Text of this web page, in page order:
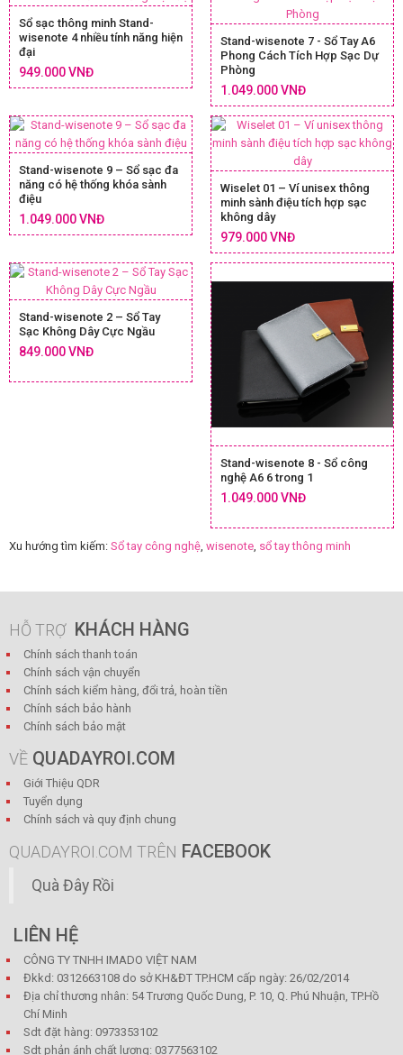
Sổ sạc thông minh Stand-
wisenote 4 nhiều tính năng hiện
đại
949.000 VNĐ
Stand-wisenote 7 - Sổ Tay A6
Phong Cách Tích Hợp Sạc Dự
Phòng
1.049.000 VNĐ
Stand-wisenote 9 – Sổ sạc đa
năng có hệ thống khóa sành
điệu
1.049.000 VNĐ
Wiselet 01 – Ví unisex thông
minh sành điệu tích hợp sạc
không dây
979.000 VNĐ
Stand-wisenote 2 – Sổ Tay
Sạc Không Dây Cực Ngầu
849.000 VNĐ
Stand-wisenote 8 - Sổ công
nghệ A6 6 trong 1
1.049.000 VNĐ
Xu hướng tìm kiếm: Sổ tay công nghệ, wisenote, sổ tay thông minh
HỖ TRỢ KHÁCH HÀNG
Chính sách thanh toán
Chính sách vận chuyển
Chính sách kiểm hàng, đổi trả, hoàn tiền
Chính sách bảo hành
Chính sách bảo mật
VỀ QUADAYROI.COM
Giới Thiệu QDR
Tuyển dụng
Chính sách và quy định chung
QUADAYROI.COM TRÊN FACEBOOK
Quà Đây Rồi
LIÊN HỆ
CÔNG TY TNHH IMADO VIỆT NAM
Đkkd: 0312663108 do sở KH&ĐT TP.HCM cấp ngày: 26/02/2014
Địa chỉ thương nhân: 54 Trương Quốc Dung, P. 10, Q. Phú Nhuận, TP.Hồ
Chí Minh
Sdt đặt hàng: 0973353102
Sdt phản ánh chất lượng: 0377563102